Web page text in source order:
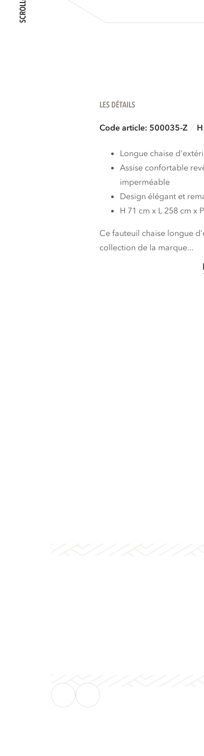
SCROLL
LES DÉTAILS
Code article: 500035-Z
Longue chaise
Assise confortable
imperméable
Design élégant et
H 71 cm x L 258 cm x
Ce fauteuil chaise longue
collection de la marque...